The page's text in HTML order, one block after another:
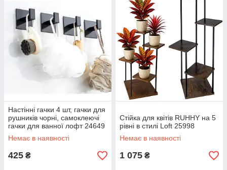
Настінні гачки 4 шт, гачки для
рушників чорні, самоклеючі
гачки для ванної лофт 24649
Немає в наявності
425 ₴
Стійка для квітів RUHHY на 5
рівні в стилі Loft 25998
Немає в наявності
1 075 ₴